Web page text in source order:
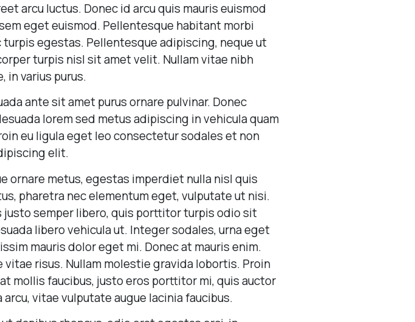
arcu luctus. Donec id arcu quis mauris euismod
eget euismod. Pellentesque habitant morbi
egestas. Pellentesque adipiscing, neque ut
turpis nisl sit amet velit. Nullam vitae nibh
in varius purus.
ante sit amet purus ornare pulvinar. Donec
lorem sed metus adipiscing in vehicula quam
eu ligula eget leo consectetur sodales et non
elit.
ornare metus, egestas imperdiet nulla nisl quis
pharetra nec elementum eget, vulputate ut nisi.
justo semper libero, quis porttitor turpis odio sit
libero vehicula ut. Integer sodales, urna eget
mauris dolor eget mi. Donec at mauris enim.
risus. Nullam molestie gravida lobortis. Proin
mollis faucibus, justo eros porttitor mi, quis auctor
vitae vulputate augue lacinia faucibus.